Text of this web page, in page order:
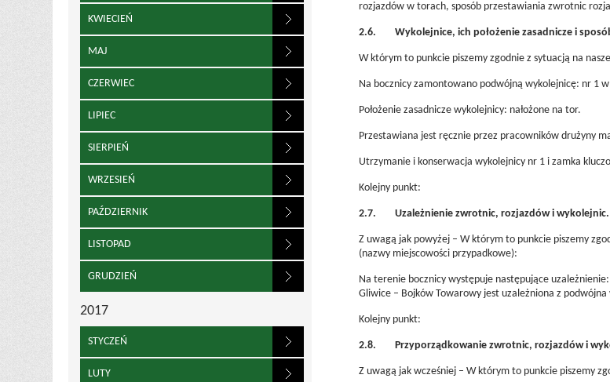
rozjazdów w torach, sposób przestawiania zwrotnic
2.6. Wykolejnice, ich położenie zasadnicze i
W którym to punkcie piszemy zgodnie z sytuacją na
Na bocznicy zamontowano podwójną wykolejnicę: nr 1
Położenie zasadnicze wykolejnicy: nałożone na tor.
Przestawiana jest ręcznie przez pracowników drużyny
Utrzymanie i konserwacja wykolejnicy nr 1 i zamka
Kolejny punkt:
2.7. Uzależnienie zwrotnic, rozjazdów i wykolejnic.
Z uwagą jak powyżej – W którym to punkcie piszemy
(nazwy miejscowości przypadkowe):
Na terenie bocznicy występuje następujące
Gliwice – Bojków Towarowy jest uzależniona z
Kolejny punkt:
2.8. Przyporządkowanie zwrotnic, rozjazdów i
Z uwagą jak wcześniej – W którym to punkcie piszemy
KWIECIEŃ
MAJ
CZERWIEC
LIPIEC
SIERPIEŃ
WRZESIEŃ
PAŹDZIERNIK
LISTOPAD
GRUDZIEŃ
2017
STYCZEŃ
LUTY